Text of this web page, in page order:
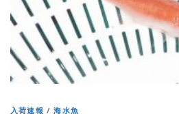
入荷速報 /海水魚